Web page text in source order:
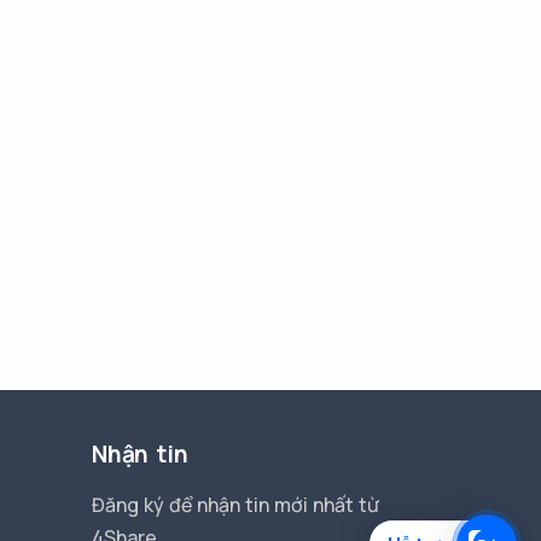
Nhận tin
Đăng ký để nhận tin mới nhất từ